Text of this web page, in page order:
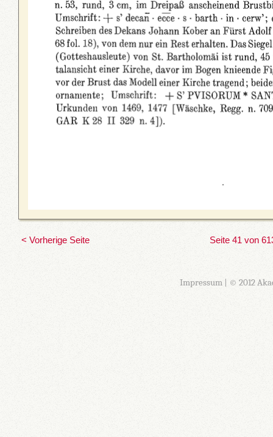
< Vorherige Seite Seite 41 von
Impressum| © 2012